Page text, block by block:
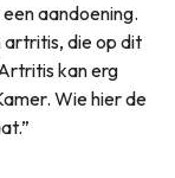
aandoening.
artritis, die op dit
kan erg
Wie hier de